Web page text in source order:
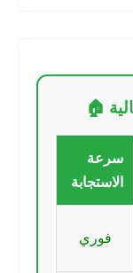
🏠
سرعة
الاستجابة
فوري